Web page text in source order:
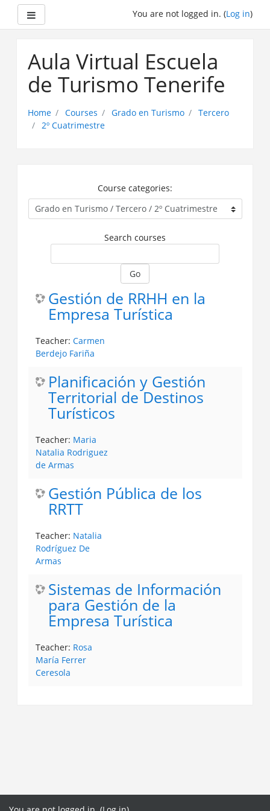
You are not logged in. (Log in)
Aula Virtual Escuela
de Turismo Tenerife
Home Courses Grado en Turismo
Tercero
2º Cuatrimestre
Course categories:
Search courses
Go
Gestión de RRHH en la
Empresa Turística
Teacher: Carmen
Berdejo Fariña
Planificación y Gestión
Territorial de Destinos
Turísticos
Teacher: Maria
Natalia Rodriguez
de Armas
Gestión Pública de los
RRTT
Teacher: Natalia
Rodríguez De
Armas
Sistemas de Información
para Gestión de la
Empresa Turística
Teacher: Rosa
María Ferrer
Ceresola